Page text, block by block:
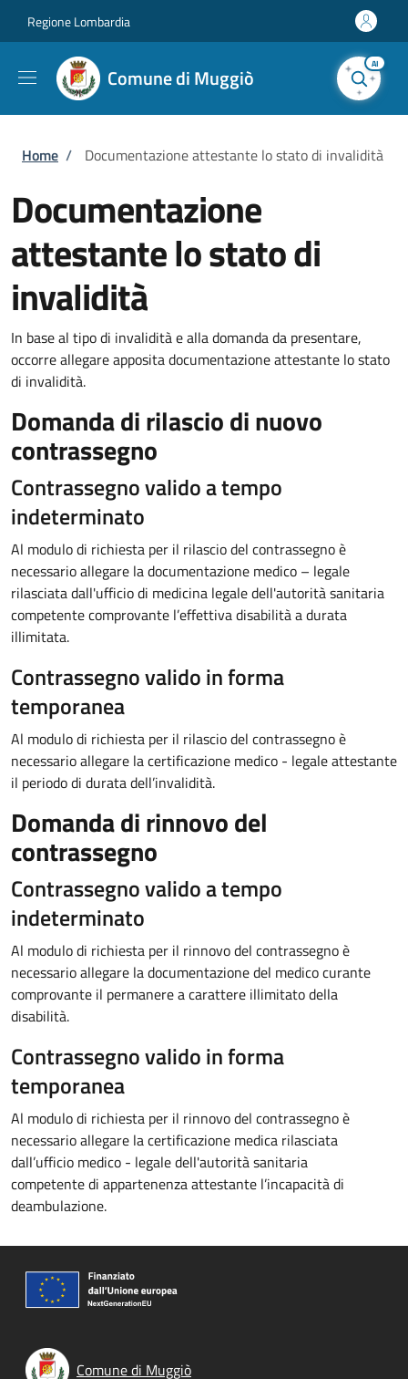
Regione Lombardia
Comune di Muggiò
AI
Briciole di pane
Home / Documentazione attestante lo stato di invalidità
Documentazione
attestante lo stato di
invalidità
In base al tipo di invalidità e alla domanda da presentare,
occorre allegare apposita documentazione attestante lo stato
di invalidità.
Domanda di rilascio di nuovo
contrassegno
Contrassegno valido a tempo
indeterminato
Al modulo di richiesta per il rilascio del contrassegno è
necessario allegare la documentazione medico – legale
rilasciata dall'ufficio di medicina legale dell'autorità sanitaria
competente comprovante l’effettiva disabilità a durata
illimitata.
Contrassegno valido in forma
temporanea
Al modulo di richiesta per il rilascio del contrassegno è
necessario allegare la certificazione medico - legale attestante
il periodo di durata dell’invalidità.
Domanda di rinnovo del
contrassegno
Contrassegno valido a tempo
indeterminato
Al modulo di richiesta per il rinnovo del contrassegno è
necessario allegare la documentazione del medico curante
comprovante il permanere a carattere illimitato della
disabilità.
Contrassegno valido in forma
temporanea
Al modulo di richiesta per il rinnovo del contrassegno è
necessario allegare la certificazione medica rilasciata
dall’ufficio medico - legale dell'autorità sanitaria
competente di appartenenza attestante l’incapacità di
deambulazione.
Comune di Muggiò